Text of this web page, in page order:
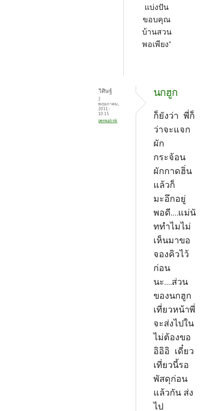
แบ่งปัน
ขอบคุณ
บ้านสวน
พอเพียง"
วิศิษฐ์
2
พฤษภาคม,
2011 -
10:15
permalink
นกฮูก
ก็ยังว่า พี่ก็
ว่าจะแจก
ผัก
กระจ้อน
ผักกาดฮิ่น
แล้วก็
มะอึกอยู่
พอดี....แม่นั
ททำไมไม่
เห็นมาขอ
จองคิวไว้
ก่อน
นะ....ส่วน
ของนกฮูก
เที่ยวหน้าพี่
จะส่งไปใน
ไม่ต้องขอ
อิอิอิ เดี๋ยว
เที่ยวนี้รอ
พัสดุก่อน
แล้วกัน ส่ง
ไป